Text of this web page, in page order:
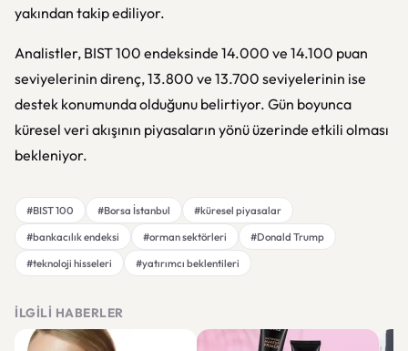
yakından takip ediliyor.
Analistler, BIST 100 endeksinde 14.000 ve 14.100 puan
seviyelerinin direnç, 13.800 ve 13.700 seviyelerinin ise
destek konumunda olduğunu belirtiyor. Gün boyunca
küresel veri akışının piyasaların yönü üzerinde etkili olması
bekleniyor.
#BIST 100 #Borsa İstanbul
#küresel piyasalar
#bankacılık endeksi
#orman sektörleri
#Donald Trump
#teknoloji hisseleri
#yatırımcı beklentileri
İLGILI HABERLER